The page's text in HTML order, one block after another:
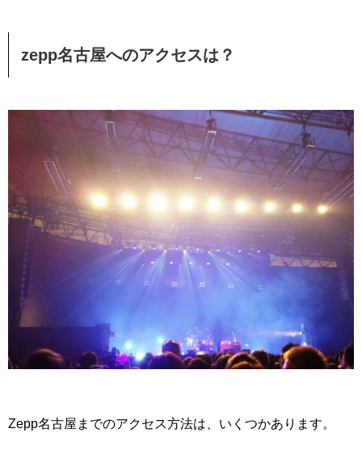
zepp名古屋へのアクセスは？
Zepp名古屋までのアクセス方法は、いくつかあります。